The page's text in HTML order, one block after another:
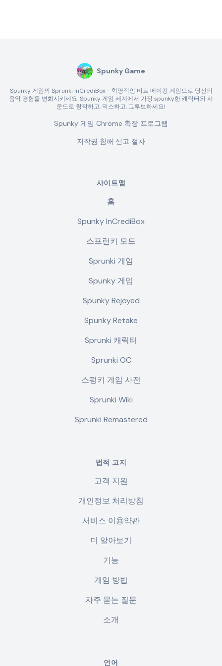
Spunky Game
Spunky 게임의 Sprunki InCrediBox - 혁명적인 비트 메이킹 게임으로 당신의
음악 경험을 변화시키세요. Spunky 게임 세계에서 가장 spunky한 캐릭터와 사
운드로 창작하고, 믹스하고, 그루브하세요!
Spunky 게임 Chrome 확장 프로그램
저작권 침해 신고 절차
사이트맵
홈
Spunky InCrediBox
스프런키 모드
Sprunki 게임
Spunky 게임
Spunky Rejoyed
Spunky Retake
Sprunki 캐릭터
Sprunki OC
스펑키 게임 사전
Sprunki Wiki
Sprunki Remastered
법적 고지
고객 지원
개인정보 처리방침
서비스 이용약관
더 알아보기
기능
게임 방법
자주 묻는 질문
소개
언어